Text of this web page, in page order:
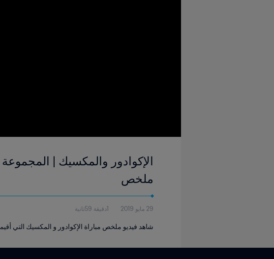
ملخص
29 مايو 2019 1دقيقة 59ثانية
شاهد فيديو ملخص مباراة الإكوادور و المكسيك التي أقيمت على